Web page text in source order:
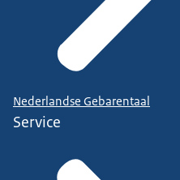
Nederlandse Gebarentaal
Service